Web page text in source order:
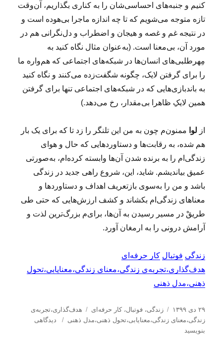
کنیم و جنبه‌های احساسی‌‌شان را به کناری بگذاریم، آن‌وقت
تازه متوجه می‌شویم که تا چه اندازه ماجرا بی‌هوده است و
در نتیجه غم و غصه و هیجان و اضطراب و دل‌نگرانی هم در
مورد آن، بی‌معنا است. (به‌عنوان مثال نگاه کنید به
مِهرطلبی‌های انسان‌ها در شبکه‌های اجتماعی که هم‌واره ما
را برای گرفتن لایک، چگونه شگفت‌زده می‌کنند و نگاه کنید
به باندبازی‌هایی که در شبکه‌های اجتماعی تنها برای گرفتن
همین لایکِ ظاهرا بی‌مقدار، رخ می‌دهد.)
از لوا ممنون‌م چون به من این تلنگر را زد تا که برای یک بار
هم شده، به رقابت‌ها و دستاوردهایی که حال و هوای
زندگی‌ام را به برنده شدن آن‌ها وابسته کرده‌ام، به‌صورتی
عمیق بیاندیشم. شاید، این، شروع راهی جدید در زندگی
باشد و من را به‌سوی بازتعریف اهداف و دستاوردها و
معناهای زندگی‌ام بکشاند و کشف ارزش‌هایی که حتی طی
طریقْ در مسیر رسیدن به آن‌ها، برای‌م بزرگ‌ترین لذت و
آرامش درونی را به ارمغان آورد.
زندگی فوتبال کار حرفه‌ای
هدف‌گذاری،تجربه‌ی زندگی،معنای زندگی،معنایابی،تحول
ذهنی،مدل ذهنی
ا
ر
س
۲۹ دی ۱۳۹۹
د
س
زندگی،فوتبال،کار حرفه‌ای
ب
ر
هدف‌گذاری،تجربه‌ی
زندگی،معنای زندگی،معنایابی،تحول ذهنی،مدل ذهنی
دیدگاهی
بنویسید